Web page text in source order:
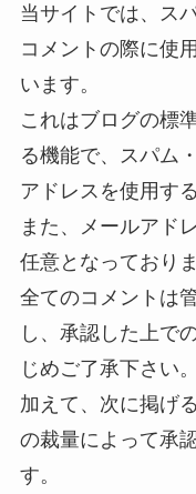
当サイトでは、ス
コメントの際に使
います。
これはブログの標
る機能で、スパム
アドレスを使用す
また、メールアド
任意となっておりま
全てのコメントは
し、承認した上で
じめご了承下さい。
加えて、次に掲げ
の裁量によって承
す。